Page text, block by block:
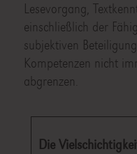
Lesevorgang,
einschließlich der
subjektiven
Kompetenzen nicht
abgrenzen.
Die